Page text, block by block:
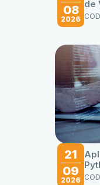
08
2026
de
21
09
2026